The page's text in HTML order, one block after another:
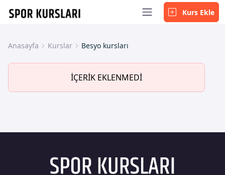
Kurs Ekle
Anasayfa Kurslar Besyo kursları
İÇERİK EKLENMEDİ